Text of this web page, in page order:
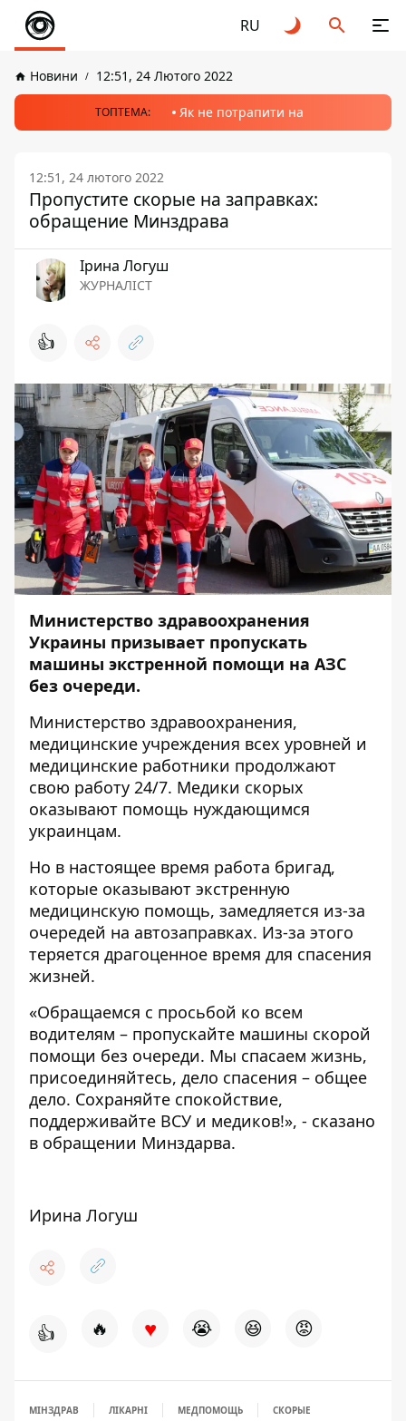
RU
Новини 12:51, 24 Лютого 2022
ТОПТЕМА: Як не потрапити на
12:51, 24 лютого 2022
Пропустите скорые на заправках:
обращение Минздрава
Ірина Логуш
ЖУРНАЛІСТ
👍
Министерство здравоохранения
Украины призывает пропускать
машины экстренной помощи на АЗС
без очереди.
Министерство здравоохранения,
медицинские учреждения всех уровней и
медицинские работники продолжают
свою работу 24/7. Медики скорых
оказывают помощь нуждающимся
украинцам.
Но в настоящее время работа бригад,
которые оказывают экстренную
медицинскую помощь, замедляется из-за
очередей на автозаправках. Из-за этого
теряется драгоценное время для спасения
жизней.
«Обращаемся с просьбой ко всем
водителям – пропускайте машины скорой
помощи без очереди. Мы спасаем жизнь,
присоединяйтесь, дело спасения – общее
дело. Сохраняйте спокойствие,
поддерживайте ВСУ и медиков!», - сказано
в обращении Минздарва.
Ирина Логуш
👍 🔥 ♥ 😭 😆 😡
МІНЗДРАВ ЛІКАРНІ МЕДПОМОЩЬ СКОРЫЕ